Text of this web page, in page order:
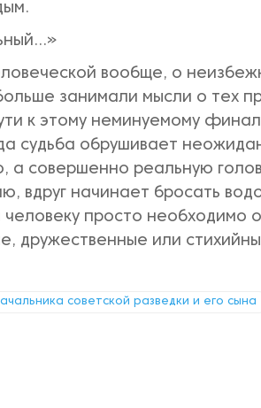
вообще, о
занимали мысли о тех
к этому неминуемому
судьба обрушивает
а совершенно реальную
вдруг начинает бросать
просто необходимо
дружественные или
советской разведки и его сына